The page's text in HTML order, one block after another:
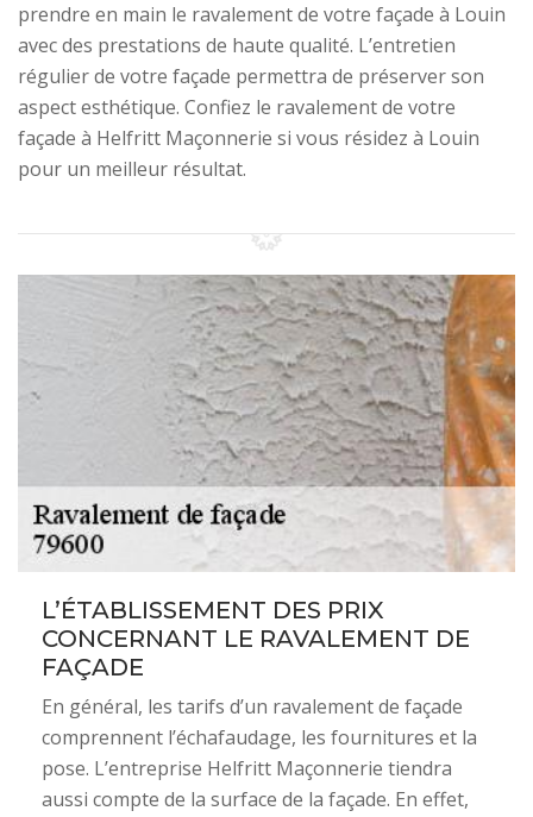
prendre en main le ravalement de votre façade à Louin
avec des prestations de haute qualité. L’entretien
régulier de votre façade permettra de préserver son
aspect esthétique. Confiez le ravalement de votre
façade à Helfritt Maçonnerie si vous résidez à Louin
pour un meilleur résultat.
L’ÉTABLISSEMENT DES PRIX
CONCERNANT LE RAVALEMENT DE
FAÇADE
En général, les tarifs d’un ravalement de façade
comprennent l’échafaudage, les fournitures et la
pose. L’entreprise Helfritt Maçonnerie tiendra
aussi compte de la surface de la façade. En effet,